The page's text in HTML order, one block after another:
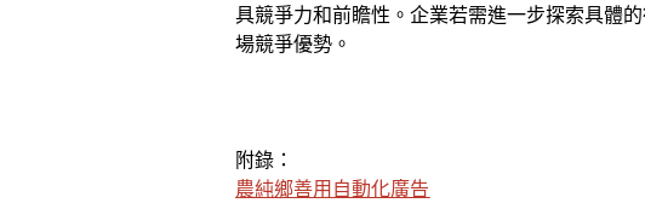
具競爭力和前瞻性。企業若需進一步探索具體
場競爭優勢。
附錄：
農純鄉善用自動化廣告